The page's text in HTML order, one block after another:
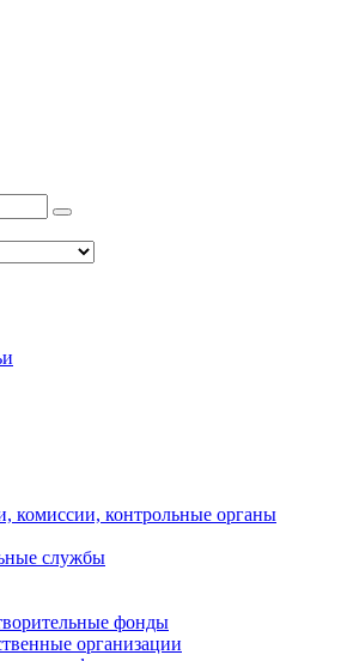
комиссии, контрольные органы
службы
фонды
организации